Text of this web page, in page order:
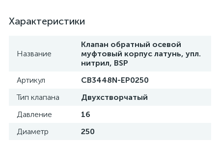
Характеристики
Название
Клапан обратный осевой
муфтовый корпус латунь, упл.
нитрил, BSP
Артикул
CB3448N-EP0250
Тип клапана
Двухстворчатый
Давление
16
Диаметр
250